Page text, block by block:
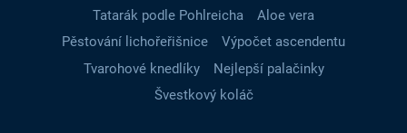
Tatarák podle Pohlreicha
Aloe vera
Pěstování lichořeřišnice
Výpočet ascendentu
Tvarohové knedlíky
Nejlepší palačinky
Švestkový koláč